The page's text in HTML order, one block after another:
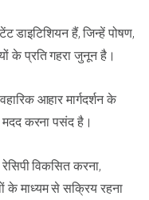
हैं, जिन्हें पोषण,
के प्रति गहरा जुनून है।
आहार मार्गदर्शन के
मदद करना पसंद है।
विकसित करना,
के माध्यम से सक्रिय रहना